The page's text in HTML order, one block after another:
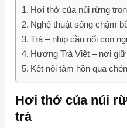
Hơi thở của núi rừng
Nghệ thuật sống chậm
Trà – nhịp cầu nối con
Hương Trà Việt – nơi
Kết nối tâm hồn qua
Hơi thở của núi
trà